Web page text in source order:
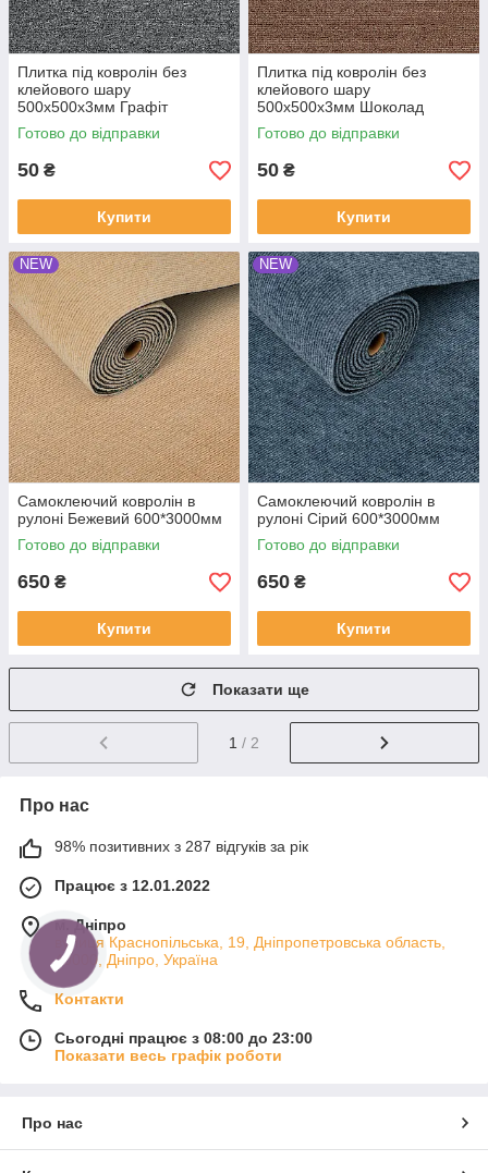
Плитка під ковролін без
клейового шару
500х500х3мм Графіт
Готово до відправки
50 ₴
Купити
Плитка під ковролін без
клейового шару
500х500х3мм Шоколад
Готово до відправки
50 ₴
Купити
NEW
Самоклеючий ковролін в
рулоні Бежевий 600*3000мм
Готово до відправки
650 ₴
Купити
NEW
Самоклеючий ковролін в
рулоні Сірий 600*3000мм
Готово до відправки
650 ₴
Купити
Показати ще
1 / 2
Про нас
98% позитивних з 287 відгуків за рік
Працює з 12.01.2022
м. Дніпро
вулиця Краснопільська, 19, Дніпропетровська область,
49000, Дніпро, Україна
Контакти
Сьогодні працює з 08:00 до 23:00
Показати весь графік роботи
Про нас